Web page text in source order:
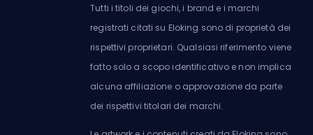
Tutti i titoli dei giochi, i brand e i marchi
registrati citati su Eloking sono di proprietà dei
rispettivi proprietari. Qualsiasi riferimento viene
fatto solo a scopo identificativo e non implica
alcuna affiliazione o approvazione da parte
dei rispettivi titolari dei marchi.